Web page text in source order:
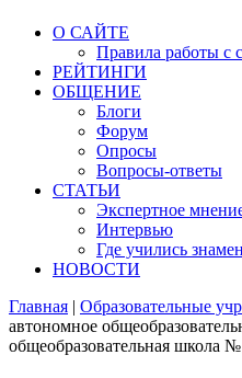
О САЙТЕ
Правила работы с
РЕЙТИНГИ
ОБЩЕНИЕ
Блоги
Форум
Опросы
Вопросы-ответы
СТАТЬИ
Экспертное
Интервью
Где учились
НОВОСТИ
Главная | Образовательные
автономное
общеобразовательная школа